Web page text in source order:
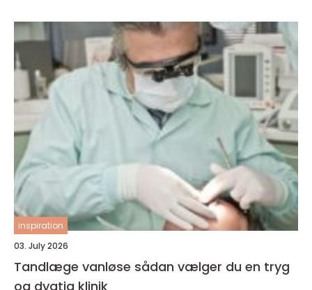
inspiration
03. July 2026
Tandlæge vanløse sådan vælger du en tryg
og dygtig klinik